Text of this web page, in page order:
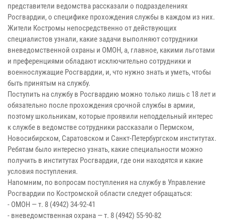
представители ведомства рассказали о подразделениях
Росгвардии, о специфике прохождения службы в каждом из них.
Жители Костромы непосредственно от действующих
специалистов узнали, какие задачи выполняют сотрудники
вневедомственной охраны и ОМОН, а, главное, какими льготами
и преференциями обладают исключительно сотрудники и
военнослужащие Росгвардии, и, что нужно знать и уметь, чтобы
быть принятым на службу.
Поступить на службу в Росгвардию можно только лишь с 18 лет и
обязательно после прохождения срочной службы в армии,
поэтому школьникам, которые проявили неподдельный интерес
к службе в ведомстве сотрудники рассказали о Пермском,
Новосибирском, Саратовском и Санкт-Петербургском институтах.
Ребятам было интересно узнать, какие специальности можно
получить в институтах Росгвардии, где они находятся и какие
условия поступления.
Напомним, по вопросам поступления на службу в Управление
Росгвардии по Костромской области следует обращаться:
- ОМОН — т. 8 (4942) 34-92-41
- вневедомственная охрана — т. 8 (4942) 55-90-82